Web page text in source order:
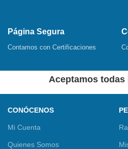
Página Segura
Contamos con Certificaciones
Aceptamos todas
CONÓCENOS
Mi Cuenta
Quienes Somos